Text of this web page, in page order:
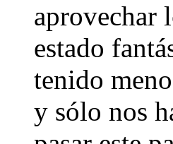
aprovechar
estado
tenido
y sólo nos